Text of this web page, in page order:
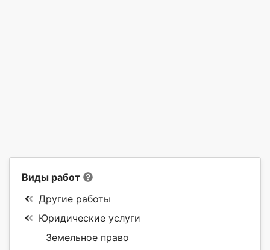
Виды работ
Другие работы
Юридические услуги
Земельное право